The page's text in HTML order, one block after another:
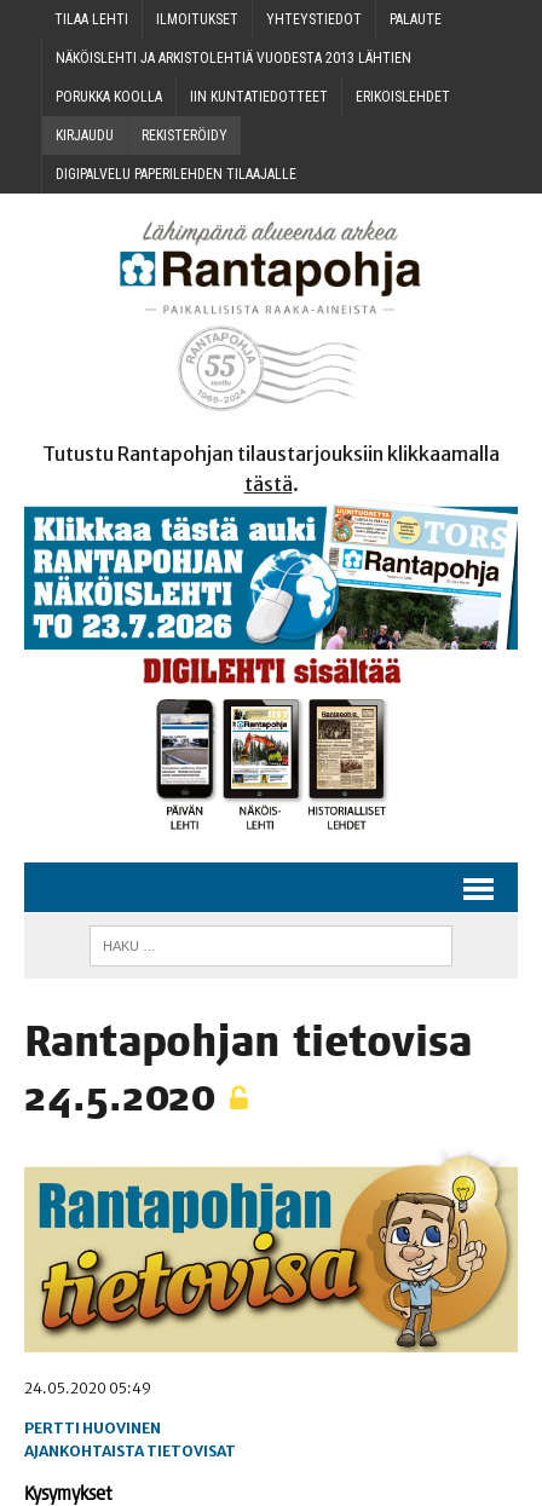
TILAA LEH­TI ILMOI­TUK­SET YHTEYS­TIE­DOT PALAU­TE
NÄKÖIS­LEH­TI JA ARKIS­TO­LEH­TIÄ VUO­DES­TA 2013 LÄHTIEN
PORUK­KA KOOLLA IIN KUN­TA­TIE­DOT­TEET ERI­KOIS­LEH­DET
KIR­JAU­DU REKIS­TE­RÖI­DY
DIGI­PAL­VE­LU PAPE­RI­LEH­DEN TILAAJALLE
Tutustu Rantapohjan tilaustarjouksiin klikkaamalla
tästä.
Ran­ta­poh­jan tie­to­vi­sa
24.5.2020
24.05.2020 05:49
PERTTI HUOVINEN
AJANKOHTAISTA TIETOVISAT
Kysy­myk­set